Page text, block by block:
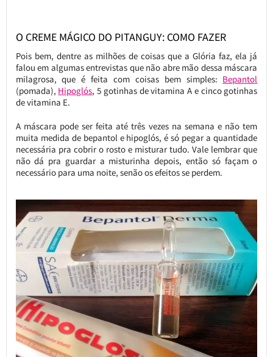
O CREME MÁGICO DO PITANGUY: COMO FAZER
Pois bem, dentre as milhões de coisas que a Glória faz, ela já
falou em algumas entrevistas que não abre mão dessa máscara
milagrosa, que é feita com coisas bem simples: Bepantol
(pomada), Hipoglós, 5 gotinhas de vitamina A e cinco gotinhas
de vitamina E.
A máscara pode ser feita até três vezes na semana e não tem
muita medida de bepantol e hipoglós, é só pegar a quantidade
necessária pra cobrir o rosto e misturar tudo. Vale lembrar que
não dá pra guardar a misturinha depois, então só façam o
necessário para uma noite, senão os efeitos se perdem.